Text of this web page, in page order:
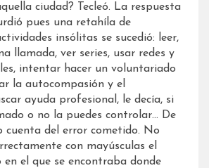
ciudad? Tecleó. La respuesta
pues una retahíla de
insólitas se sucedió: leer,
llamada, ver series, usar redes y
intentar hacer un voluntariado
la autocompasión y el
ayuda profesional, le decía, si
o no la puedes controlar… De
cuenta del error cometido. No
con mayúsculas el
el que se encontraba donde